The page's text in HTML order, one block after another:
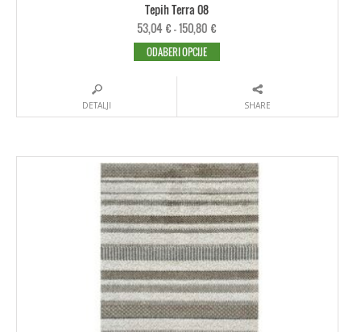
Tepih Terra 08
53,04 €–150,80 €
ODABERI OPCIJE
DETALJI SHARE